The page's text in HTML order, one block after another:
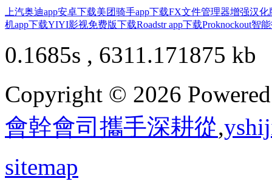
上汽奥迪app安卓下载美团骑手app下载FX文件管理器增强汉化
机app下载YIYI影视免费版下载Roadstr app下载Proknockout智
0.1685s , 6311.171875 kb
Copyright © 2026
會幹會司攜手深耕從,
sitemap